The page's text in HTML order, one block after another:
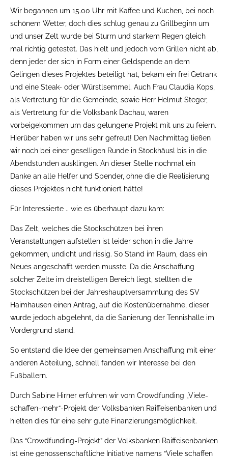
Wir begannen um 15.00 Uhr mit Kaffee und Kuchen, bei noch
schönem Wetter, doch dies schlug genau zu Grillbeginn um
und unser Zelt wurde bei Sturm und starkem Regen gleich
mal richtig getestet. Das hielt und jedoch vom Grillen nicht ab,
denn jeder der sich in Form einer Geldspende an dem
Gelingen dieses Projektes beteiligt hat, bekam ein frei Getränk
und eine Steak- oder Würstlsemmel. Auch Frau Claudia Kops,
als Vertretung für die Gemeinde, sowie Herr Helmut Steger,
als Vertretung für die Volksbank Dachau, waren
vorbeigekommen um das gelungene Projekt mit uns zu feiern.
Hierüber haben wir uns sehr gefreut! Den Nachmittag ließen
wir noch bei einer geselligen Runde in Stockhäusl bis in die
Abendstunden ausklingen. An dieser Stelle nochmal ein
Danke an alle Helfer und Spender, ohne die die Realisierung
dieses Projektes nicht funktioniert hätte!
Für Interessierte .. wie es überhaupt dazu kam:
Das Zelt, welches die Stockschützen bei ihren
Veranstaltungen aufstellen ist leider schon in die Jahre
gekommen, undicht und rissig. So Stand im Raum, dass ein
Neues angeschafft werden musste. Da die Anschaffung
solcher Zelte im dreistelligen Bereich liegt, stellten die
Stockschützen bei der Jahreshauptversammlung des SV
Haimhausen einen Antrag, auf die Kostenübernahme, dieser
wurde jedoch abgelehnt, da die Sanierung der Tennishalle im
Vordergrund stand.
So entstand die Idee der gemeinsamen Anschaffung mit einer
anderen Abteilung, schnell fanden wir Interesse bei den
Fußballern.
Durch Sabine Hirner erfuhren wir vom Crowdfunding „Viele-
schaffen-mehr“-Projekt der Volksbanken Raiffeisenbanken und
hielten dies für eine sehr gute Finanzierungsmöglichkeit.
Das “Crowdfunding-Projekt” der Volksbanken Raiffeisenbanken
ist eine genossenschaftliche Initiative namens “Viele schaffen